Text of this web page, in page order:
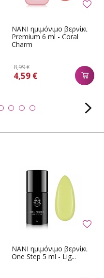
NANI ημιμόνιμο βερνίκι
Premium 6 ml - Coral
Charm
8,99 €
4,59 €
NANI ημιμόνιμο βερνίκι
One Step 5 ml - Lig...